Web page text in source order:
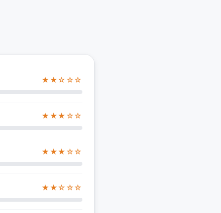
★★☆☆☆
★★★☆☆
★★★☆☆
★★☆☆☆